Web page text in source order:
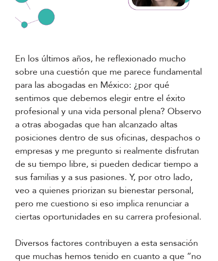
En los últimos años, he reflexionado mucho
sobre una cuestión que me parece fundamental
para las abogadas en México: ¿por qué
sentimos que debemos elegir entre el éxito
profesional y una vida personal plena? Observo
a otras abogadas que han alcanzado altas
posiciones dentro de sus oficinas, despachos o
empresas y me pregunto si realmente disfrutan
de su tiempo libre, si pueden dedicar tiempo a
sus familias y a sus pasiones. Y, por otro lado,
veo a quienes priorizan su bienestar personal,
pero me cuestiono si eso implica renunciar a
ciertas oportunidades en su carrera profesional.
Diversos factores contribuyen a esta sensación
que muchas hemos tenido en cuanto a que “no